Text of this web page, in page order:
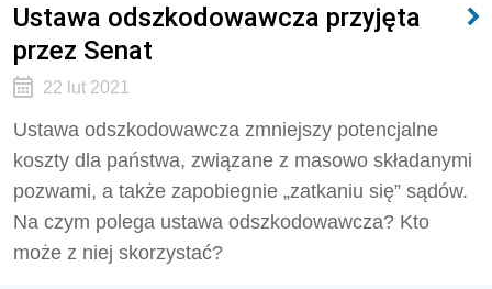
Ustawa odszkodowawcza przyjęta
przez Senat
22 lut 2021
Ustawa odszkodowawcza zmniejszy potencjalne
koszty dla państwa, związane z masowo składanymi
pozwami, a także zapobiegnie „zatkaniu się” sądów.
Na czym polega ustawa odszkodowawcza? Kto
może z niej skorzystać?